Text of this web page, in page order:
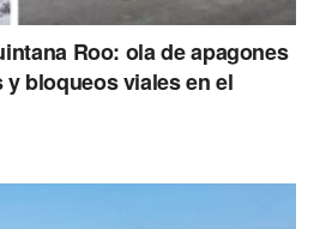
Roo: ola de apagones
bloqueos viales en el